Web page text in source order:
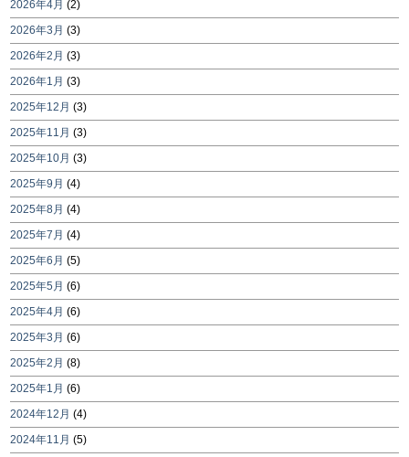
2026年4月 (2)
2026年3月 (3)
2026年2月 (3)
2026年1月 (3)
2025年12月 (3)
2025年11月 (3)
2025年10月 (3)
2025年9月 (4)
2025年8月 (4)
2025年7月 (4)
2025年6月 (5)
2025年5月 (6)
2025年4月 (6)
2025年3月 (6)
2025年2月 (8)
2025年1月 (6)
2024年12月 (4)
2024年11月 (5)